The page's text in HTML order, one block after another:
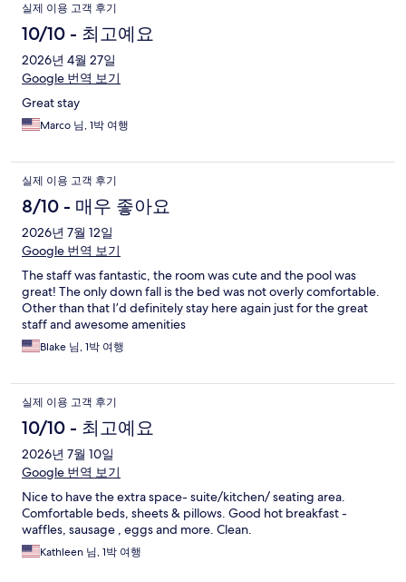
실제 이용 고객 후기
10/10 - 최고예요
2026년 4월 27일
Google 번역 보기
Great stay
Marco 님, 1박 여행
실제 이용 고객 후기
8/10 - 매우 좋아요
2026년 7월 12일
Google 번역 보기
The staff was fantastic, the room was cute and the pool was
great! The only down fall is the bed was not overly comfortable.
Other than that I’d definitely stay here again just for the great
staff and awesome amenities
Blake 님, 1박 여행
실제 이용 고객 후기
10/10 - 최고예요
2026년 7월 10일
Google 번역 보기
Nice to have the extra space- suite/kitchen/ seating area.
Comfortable beds, sheets & pillows. Good hot breakfast -
waffles, sausage , eggs and more. Clean.
Kathleen 님, 1박 여행